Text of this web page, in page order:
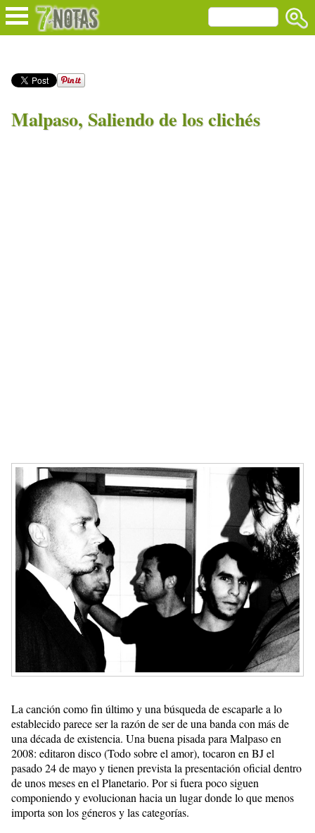
Malpaso, Saliendo de los clichés
La canción como fin último y una búsqueda de escaparle a lo
establecido parece ser la razón de ser de una banda con más de
una década de existencia. Una buena pisada para Malpaso en
2008: editaron disco (Todo sobre el amor), tocaron en BJ el
pasado 24 de mayo y tienen prevista la presentación oficial dentro
de unos meses en el Planetario. Por si fuera poco siguen
componiendo y evolucionan hacia un lugar donde lo que menos
importa son los géneros y las categorías.